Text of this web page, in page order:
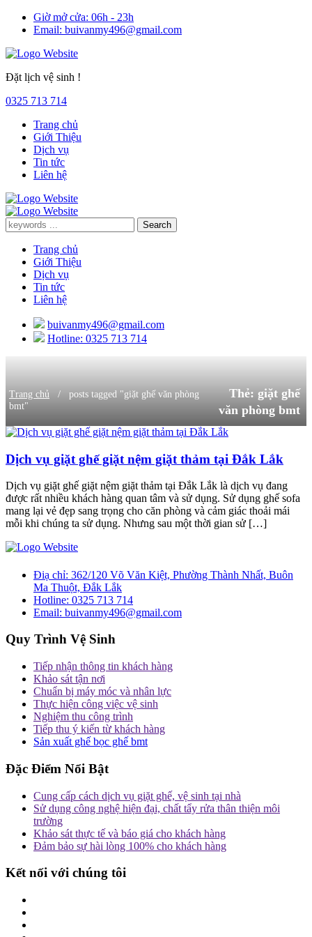
Giờ mở cửa: 06h - 23h
Email: buivanmy496@gmail.com
Đặt lịch vệ sinh !
0325 713 714
Trang chủ
Giới Thiệu
Dịch vụ
Tin tức
Liên hệ
Trang chủ
Giới Thiệu
Dịch vụ
Tin tức
Liên hệ
buivanmy496@gmail.com
Hotline: 0325 713 714
Trang chủ / posts tagged "giặt ghế văn phòng
bmt"
Thẻ:giặt ghế
văn phòng bmt
Dịch vụ giặt ghế giặt nệm giặt thảm tại Đắk Lắk
Dịch vụ giặt ghế giặt nệm giặt thảm tại Đắk Lắk là dịch vụ đang
được rất nhiều khách hàng quan tâm và sử dụng. Sử dụng ghế sofa
mang lại vẻ đẹp sang trọng cho căn phòng và cảm giác thoải mái
mỗi khi chúng ta sử dụng. Nhưng sau một thời gian sử […]
Điạ chỉ: 362/120 Võ Văn Kiệt, Phường Thành Nhất, Buôn
Ma Thuột, Đắk Lắk
Hotline: 0325 713 714
Email: buivanmy496@gmail.com
Quy Trình Vệ Sinh
Tiếp nhận thông tin khách hàng
Khảo sát tận nơi
Chuẩn bị máy móc và nhân lực
Thực hiện công việc vệ sinh
Nghiệm thu công trình
Tiếp thu ý kiến từ khách hàng
Sản xuất ghế bọc ghế bmt
Đặc Điểm Nổi Bật
Cung cấp cách dịch vụ giặt ghế, vệ sinh tại nhà
Sử dụng công nghệ hiện đại, chất tẩy rửa thân thiện môi
trường
Khảo sát thực tế và báo giá cho khách hàng
Đảm bảo sự hài lòng 100% cho khách hàng
Kết nối với chúng tôi